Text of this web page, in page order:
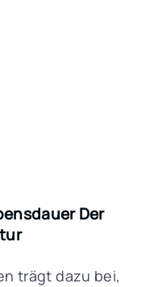
Der
trägt dazu bei,